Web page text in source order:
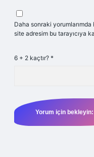
Daha sonraki yorumlarımda
site adresim bu tarayıcıya
6 + 2 kaçtır? *